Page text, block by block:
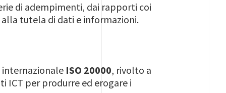
di adempimenti, dai rapporti coi
tutela di dati e informazioni.
internazionale ISO 20000, rivolto a
ICT per produrre ed erogare i